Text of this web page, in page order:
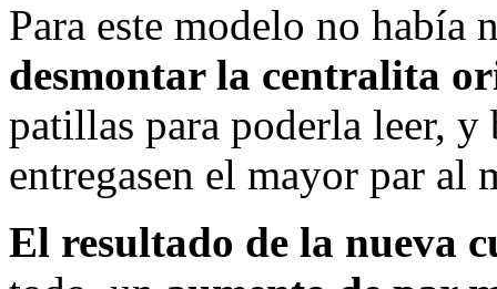
Para este modelo no había
desmontar la centralita
patillas para poderla leer, y
entregasen el mayor par al
El resultado de la nueva